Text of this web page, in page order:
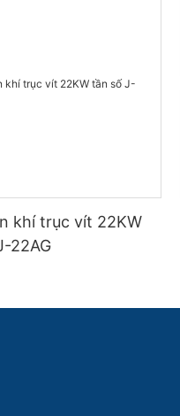
khí trục vít 22KW
22AG